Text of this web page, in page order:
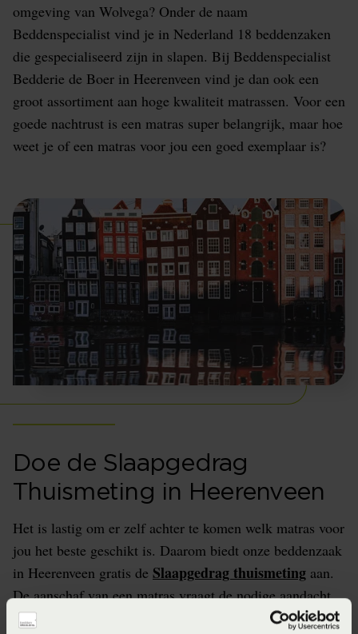
omgeving van Wolvega? Onder de naam
Beddenspecialist vind je in Nederland 18 beddenzaken
die gespecialiseerd zijn in slapen. Bij Beddenspecialist
Bedderie de Boer in Heerenveen vind je dan ook een
groot assortiment aan hoge kwaliteit matrassen. Voor een
goede nachtrust is een matras super belangrijk, maar hoe
weet je of een matras voor jou een goed exemplaar is?
Doe de Slaapgedrag
Thuismeting in Heerenveen
Het is lastig om er zelf achter te komen welk matras voor
jou het beste geschikt is. Daarom biedt onze beddenzaak
in Heerenveen gratis de Slaapgedrag thuismeting aan.
De aanschaf van een matras vraagt de nodige aandacht
en dat is meer dan terecht. Een matras is heel